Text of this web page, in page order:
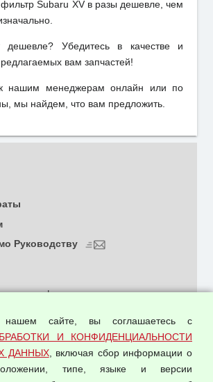
Subaru XV в разы дешевле, чем
Убедитесь в качестве и
вам запчастей!
нашим менеджерам онлайн или по
мы найдем, что вам предложить.
и конфиденциальности
персональных данных
продажи
Руководству
нашем сайте, вы соглашаетесь с
И КОНФИДЕНЦИАЛЬНОСТИ
ДАННЫХ, включая сбор информации о
типе, языке и версии